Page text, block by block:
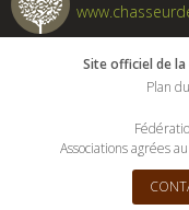
Site officiel de
Plan
Associations agrées